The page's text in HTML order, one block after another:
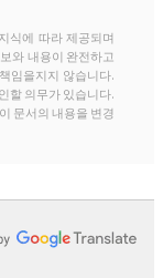
식에 따라 제공되며
와 내용이 완전하고
임을지지 않습니다.
할 의무가 있습니다.
문서의 내용을 변경